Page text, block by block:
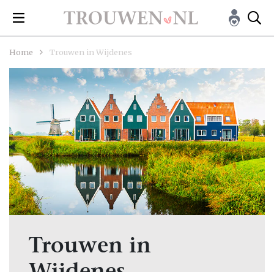
Home Trouwen in Wijdenes
Trouwen in